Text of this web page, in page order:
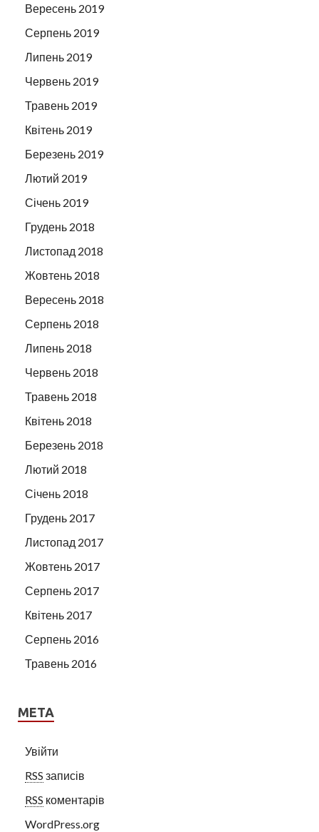
Вересень 2019
Серпень 2019
Липень 2019
Червень 2019
Травень 2019
Квітень 2019
Березень 2019
Лютий 2019
Січень 2019
Грудень 2018
Листопад 2018
Жовтень 2018
Вересень 2018
Серпень 2018
Липень 2018
Червень 2018
Травень 2018
Квітень 2018
Березень 2018
Лютий 2018
Січень 2018
Грудень 2017
Листопад 2017
Жовтень 2017
Серпень 2017
Квітень 2017
Серпень 2016
Травень 2016
МЕТА
Увійти
RSS записів
RSS коментарів
WordPress.org